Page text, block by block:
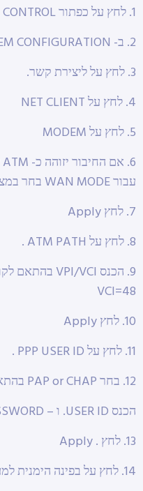
1. לחץ על כפתור xDSL CONTROL
2. ב- MODEM CONFIGURATION בחר כ- AUTO (A)
3. לחץ על ליצירת קשר.
4. לחץ על NET CLIENT
5. לחץ על MODEM
עבור WAN MODE בחר במצב PPPoE
7. לחץ Apply
8. לחץ על ATM PATH .
VCI=48
10. לחץ Apply
11. לחץ על PPP USER ID .
12. בחר PAP or CHAP בהתאם ל BBRAS
הכנס USER ID. ו – PASSWORD
13. לחץ . Apply
14. לחץ על בפינה הימנית למעלה כדי להקים PPPoE.